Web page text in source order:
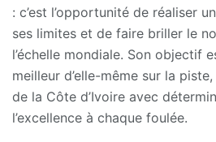
: c’est l’opportunité de réaliser
ses limites et de faire briller le
l’échelle mondiale. Son objectif
meilleur d’elle-même sur la
de la Côte d’Ivoire avec
l’excellence à chaque foulée.